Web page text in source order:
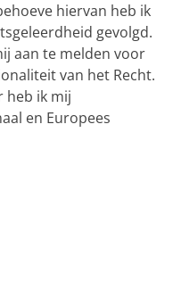
hiervan heb ik
gevolgd.
aan te melden voor
van het Recht.
heb ik mij
en Europees